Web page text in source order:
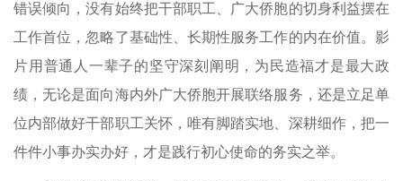
错误倾向，没有始终把干部职工、广大侨胞的切身利益摆在
工作首位，忽略了基础性、长期性服务工作的内在价值。影
片用普通人一辈子的坚守深刻阐明，为民造福才是最大政
绩，无论是面向海内外广大侨胞开展联络服务，还是立足单
位内部做好干部职工关怀，唯有脚踏实地、深耕细作，把一
件件小事办实办好，才是践行初心使命的务实之举。